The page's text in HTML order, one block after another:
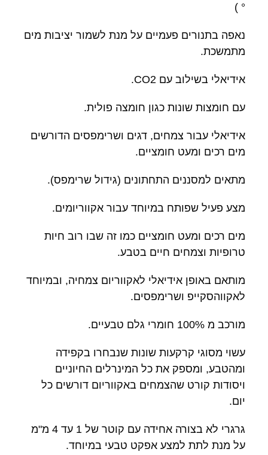
° )
נאפה בתנורים פעמיים על מנת לשמור יציבות מים
מתמשכת.
אידיאלי בשילוב עם CO2.
עם חומצות שונות כגון חומצה פולית.
אידיאלי עבור צמחים, דגים ושרימפסים הדורשים
מים רכים ומעט חומציים.
מתאים למסננים התחתונים (גידול שרימפס).
מצע פעיל שפותח במיוחד עבור אקווריומים.
מים רכים ומעט חומציים כמו זה שבו רוב חיות
טרופיות וצמחים חיים בטבע.
מותאם באופן אידיאלי לאקווריום צמחיה, ובמיוחד
לאקווהסקייפ ושרימפסים.
מורכב מ 100% חומרי גלם טבעיים.
עשוי מסוגי קרקעות שונות שנבחרו בקפידה
ומהטבע, ומספק את כל המינרלים החיוניים
ויסודות קורט שהצמחים באקווריום דורשים כל
יום.
גרגרי לא בצורה אחידה עם קוטר של 1 עד 4 מ"מ
על מנת לתת למצע אפקט טבעי במיוחד.